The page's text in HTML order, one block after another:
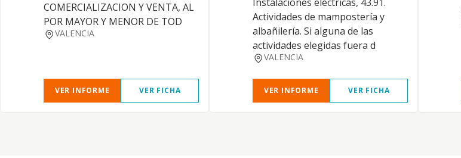
COMERCIALIZACION Y VENTA, AL
POR MAYOR Y MENOR DE TOD
VALENCIA
VER INFORME VER FICHA
Actividades de mampostería y
albañilería. Si alguna de las
actividades elegidas fuera d
VALENCIA
VER INFORME VER FICHA